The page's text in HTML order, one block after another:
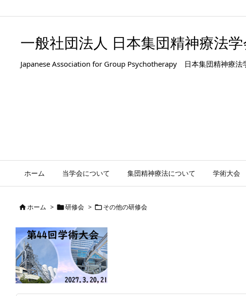
一般社団法人 日本集団精神療法
Japanese Association for Group Psychotherapy 日本集団精神療法
ホーム 当学会について 集団精神療法について 学術大会
ホーム > 研修会 > その他の研修会